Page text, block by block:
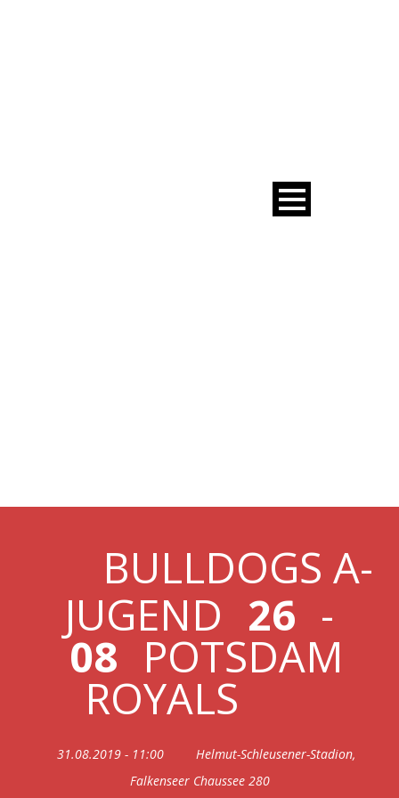
BULLDOGS A-
JUGEND 26 -
08 POTSDAM
ROYALS
31.08.2019 - 11:00
Helmut-Schleusener-Stadion,
Falkenseer Chaussee 280